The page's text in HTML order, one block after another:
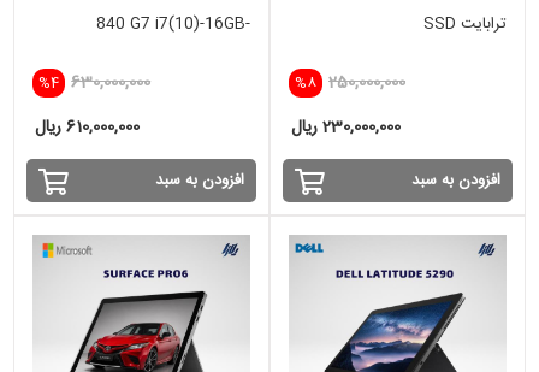
ترابایت SSD
%8 250,000,000
230,000,000 ریال
افزودن به سبد
840 G7 i7(10)-16GB-
%4 630,000,000
610,000,000 ریال
افزودن به سبد